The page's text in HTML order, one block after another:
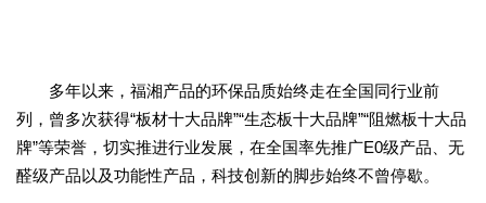
多年以来，福湘产品的环保品质始终走在全国同行业前
列，曾多次获得“板材十大品牌”“生态板十大品牌”“阻燃板十大品
牌”等荣誉，切实推进行业发展，在全国率先推广E0级产品、无
醛级产品以及功能性产品，科技创新的脚步始终不曾停歇。